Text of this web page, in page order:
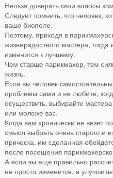
Нельзя доверять свои волосы
Следует помнить, что человек,
ваше биополе.
Поэтому, приходя в
жизнерадостного мастера,
изменится к лучшему.
Чем старше парикмахер, тем
жизнь.
Если вы человек
проблемы сами и не любите,
осуществить, выбирайте
или моложе вас.
Когда вам хронически не везет
смысл выбрать очень старого и
прическа, им сделанная
после посещения
А если вы еще правильно
не просто изменится, а